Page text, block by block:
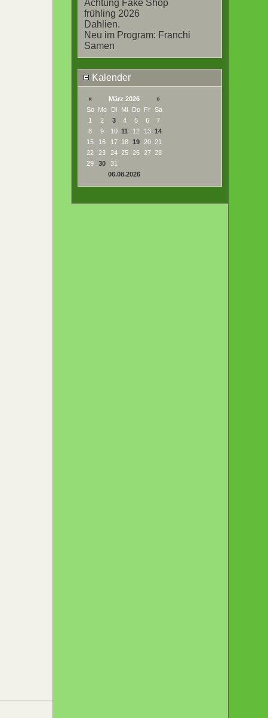
Achtung Fake Shop
frühling 2026
Dahlien.
Neu im Program: Franchi
Samen
Kalender
« März 2026
»
So Mo Di Mi Do Fr Sa
1
2 3 4 5 6
7
8
9 10 11 12 13 14
15
16 17 18 19 20 21
22
23 24 25 26 27 28
29
30
31
06.08.2026